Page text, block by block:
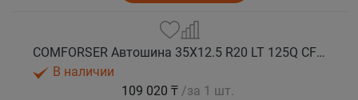
COMFORSER Автошина 35X12.5 R20 LT 125Q CF9000 R/T RWL 12PR лето
В наличии
109 020 ₸ /за 1 шт.